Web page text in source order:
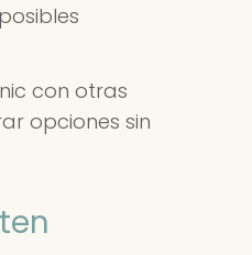
con otras
opciones sin